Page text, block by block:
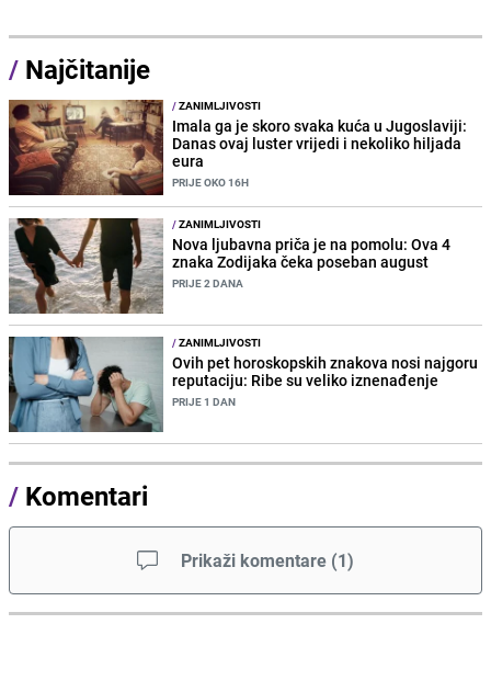
/ Najčitanije
/ZANIMLJIVOSTI
Imala ga je skoro svaka kuća u Jugoslaviji:
Danas ovaj luster vrijedi i nekoliko hiljada
eura
PRIJE OKO 16H
/ZANIMLJIVOSTI
Nova ljubavna priča je na pomolu: Ova 4
znaka Zodijaka čeka poseban august
PRIJE 2 DANA
/ZANIMLJIVOSTI
Ovih pet horoskopskih znakova nosi najgoru
reputaciju: Ribe su veliko iznenađenje
PRIJE 1 DAN
/ Komentari
Prikaži komentare (1)